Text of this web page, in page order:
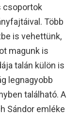
csoportok
Több
is vehettünk,
magunk is
talán külön is
legnagyobb
található. A
Sándor emléke